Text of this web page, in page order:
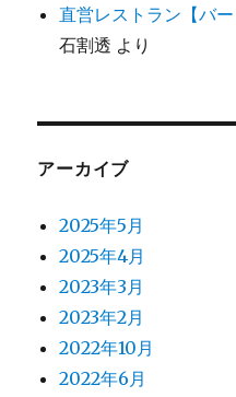
直営レストラン【バ
石割透 より
アーカイブ
2025年5月
2025年4月
2023年3月
2023年2月
2022年10月
2022年6月